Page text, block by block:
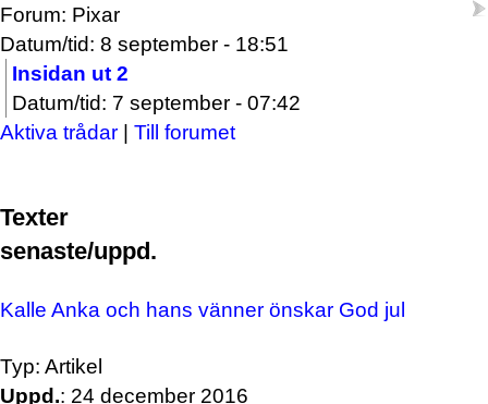
Forum: Pixar
Datum/tid: 8 september - 18:51
Insidan ut 2
Datum/tid: 7 september - 07:42
Aktiva trådar | Till forumet
Texter
senaste/uppd.
Kalle Anka och hans vänner önskar God jul
Typ: Artikel
Uppd.: 24 december 2016